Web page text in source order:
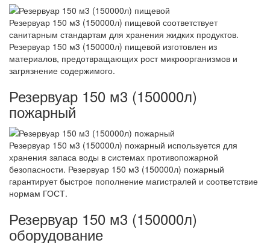
Резервуар 150 м3 (150000л) пищевой соответствует
санитарным стандартам для хранения жидких продуктов.
Резервуар 150 м3 (150000л) пищевой изготовлен из
материалов, предотвращающих рост микроорганизмов и
загрязнение содержимого.
Резервуар 150 м3 (150000л)
пожарный
Резервуар 150 м3 (150000л) пожарный используется для
хранения запаса воды в системах противопожарной
безопасности. Резервуар 150 м3 (150000л) пожарный
гарантирует быстрое пополнение магистралей и соответствие
нормам ГОСТ.
Резервуар 150 м3 (150000л)
оборудование